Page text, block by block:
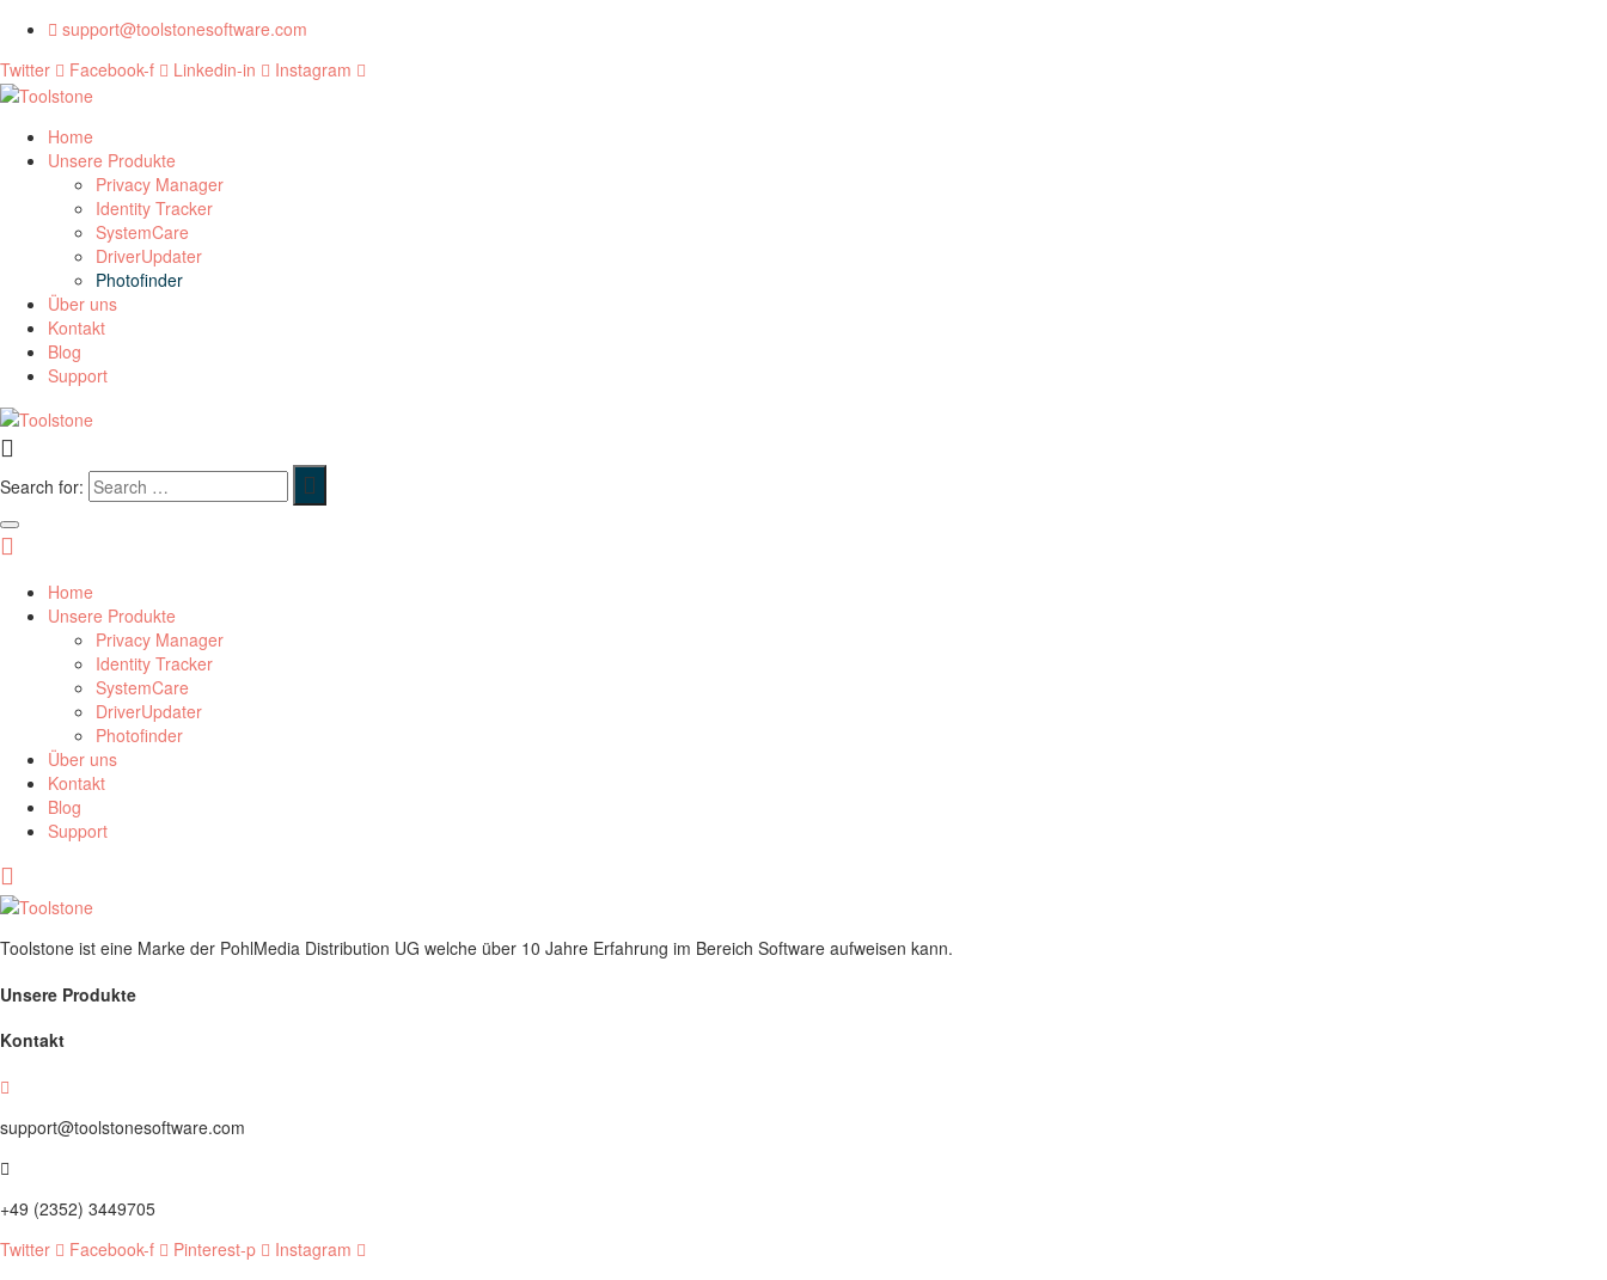
support@toolstonesoftware.com
Twitter
Facebook-f Linkedin-in Instagram
Home
Unsere Produkte
Privacy Manager
Identity Tracker
SystemCare
DriverUpdater
Photofinder
Über uns
Kontakt
Blog
Support
Search for:
Home
Unsere Produkte
Privacy Manager
Identity Tracker
SystemCare
DriverUpdater
Photofinder
Über uns
Kontakt
Blog
Support
Toolstone ist eine Marke der PohlMedia Distribution UG welche über 10 Jahre Erfahrung im Bereich Software aufweisen kann.
Unsere Produkte
Kontakt
support@toolstonesoftware.com
+49 (2352) 3449705
Twitter
Facebook-f Pinterest-p Instagram